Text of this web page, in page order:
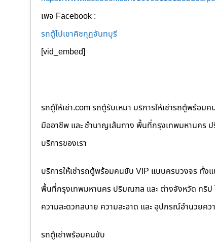
เพจ Facebook :
รถตู้ไปเขาคิชกุฏจันทบุรี
[vid_embed]
รถตู้ให้เช่า.com รถตู้รับเหมา บริการให้เช่ารถตู้พร้อ
มืออาชีพ และ ชำนาญเส้นทาง พื้นที่กรุงเทพมหานคร
บริการของเรา
บริการให้เช่ารถตู้พร้อมคนขับ VIP แบบครบวงจร ทั้ง
พื้นที่กรุงเทพมหานคร ปริมณฑล และ ต่างจังหวัด ทริป
ความสะดวกสบาย ความสะอาด และ อุปกรณ์อำนวยค
รถตู้เช่าพร้อมคนขับ